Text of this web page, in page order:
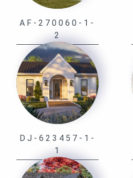
AF-270060-1-
2
DJ-623457-1-
1